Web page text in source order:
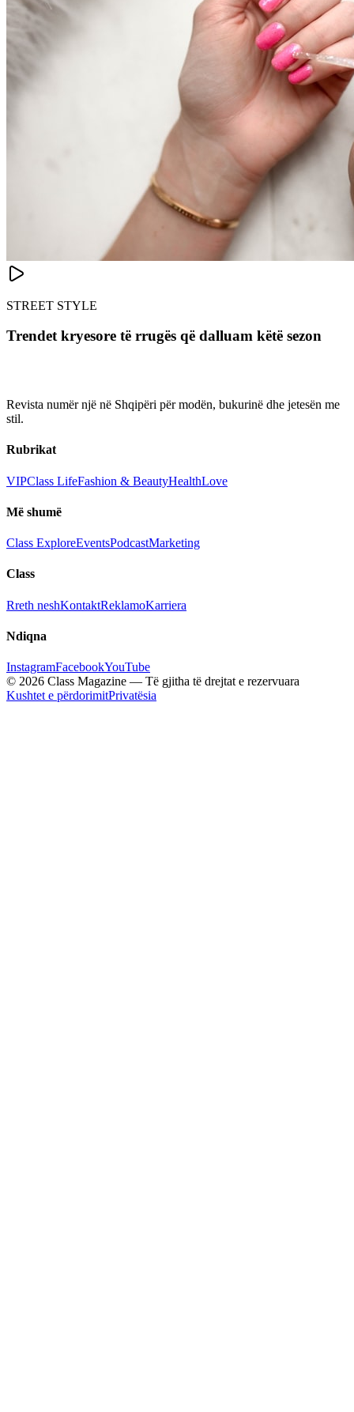
STREET STYLE
Trendet kryesore të rrugës që dalluam këtë sezon
Revista numër një në Shqipëri për modën, bukurinë dhe jetesën me
stil.
Rubrikat
VIPClass LifeFashion & BeautyHealthLove
Më shumë
Class ExploreEventsPodcastMarketing
Class
Rreth neshKontaktReklamoKarriera
Ndiqna
InstagramFacebookYouTube
© 2026 Class Magazine — Të gjitha të drejtat e rezervuara
Kushtet e përdorimitPrivatësia